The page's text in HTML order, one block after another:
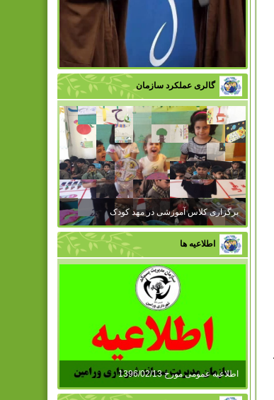
گالری عملکرد سازمان
برگزاری کلاس آموزشی در مهد کودک
اطلاعیه ها
اطلاعیه عمومی مورخ 1396/02/13